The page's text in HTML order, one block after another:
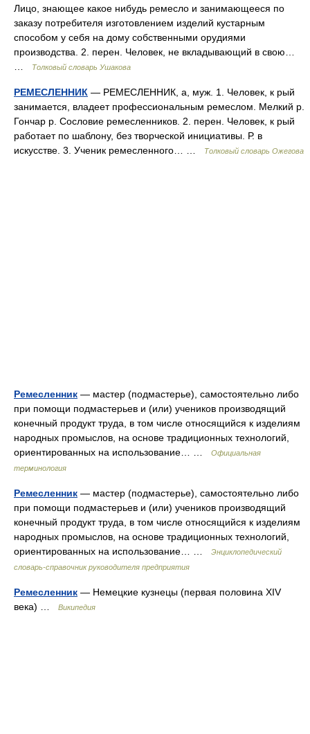
Лицо, знающее какое нибудь ремесло и занимающееся по
заказу потребителя изготовлением изделий кустарным
способом у себя на дому собственными орудиями
производства. 2. перен. Человек, не вкладывающий в свою…
…
Толковый словарь Ушакова
РЕМЕСЛЕННИК — РЕМЕСЛЕННИК, а, муж. 1. Человек, к рый
занимается, владеет профессиональным ремеслом. Мелкий р.
Гончар р. Сословие ремесленников. 2. перен. Человек, к рый
работает по шаблону, без творческой инициативы. Р. в
искусстве. 3. Ученик ремесленного… …
Толковый словарь Ожегова
Ремесленник — мастер (подмастерье), самостоятельно либо
при помощи подмастерьев и (или) учеников производящий
конечный продукт труда, в том числе относящийся к изделиям
народных промыслов, на основе традиционных технологий,
ориентированных на использование… …
Официальная
терминология
Ремесленник — мастер (подмастерье), самостоятельно либо
при помощи подмастерьев и (или) учеников производящий
конечный продукт труда, в том числе относящийся к изделиям
народных промыслов, на основе традиционных технологий,
ориентированных на использование… …
Энциклопедический
словарь-справочник руководителя предприятия
Ремесленник — Немецкие кузнецы (первая половина XIV
века) …
Википедия